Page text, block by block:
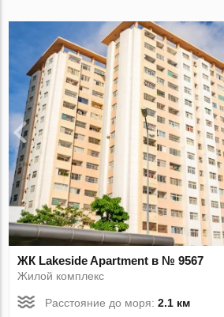
ЖК Lakeside Apartment в № 9567
Жилой комплекс
Расстояние до моря:2.1 км